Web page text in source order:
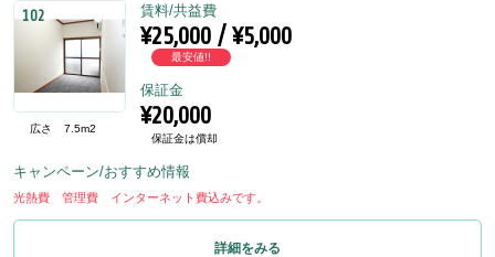
102
広さ 7.5m2
賃料/共益費
¥25,000 / ¥5,000
最安値!!
保証金
¥20,000
保証金は償却
キャンペーン/おすすめ情報
光熱費 管理費 インターネット費込みです。
詳細をみる